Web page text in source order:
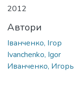
2012
Автори
Іванченко, Ігор
Ivanchenko, Igor
Иванченко, Игорь